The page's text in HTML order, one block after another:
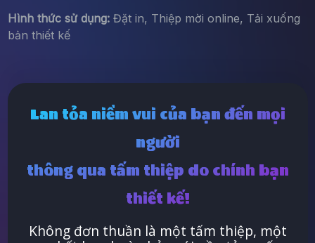
Hình thức sử dụng:Đặt in, Thiệp mời online, Tải xuống
bản thiết kế
Lan tỏa niềm vui của bạn đến mọi
người
thông qua tấm thiệp do chính bạn
thiết kế!
Không đơn thuần là một tấm thiệp, một